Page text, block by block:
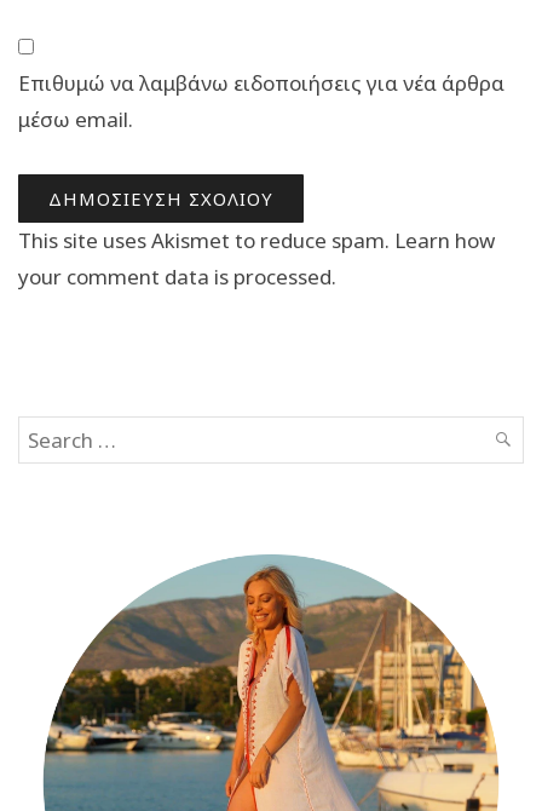
Επιθυμώ να λαμβάνω ειδοποιήσεις για νέα άρθρα
μέσω email.
This site uses Akismet to reduce spam. Learn how
your comment data is processed.
Search
for: